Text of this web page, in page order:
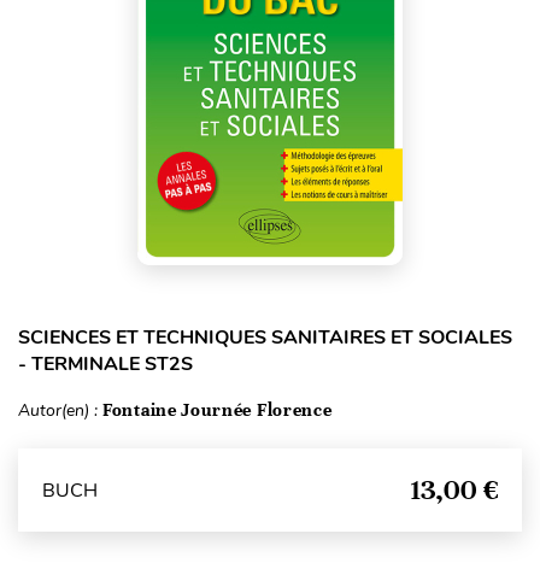
SCIENCES ET TECHNIQUES SANITAIRES ET SOCIALES
- TERMINALE ST2S
Autor(en) : Fontaine Journée Florence
BUCH 13,00 €